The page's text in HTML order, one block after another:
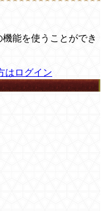
能を使うことができ
はログイン